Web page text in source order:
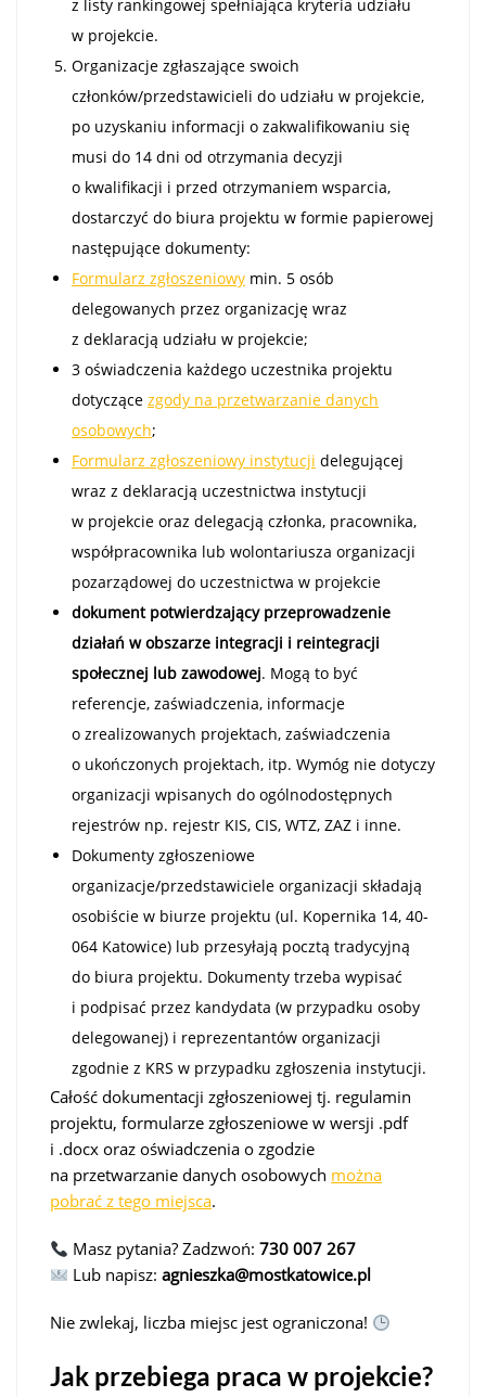
z listy rankingowej spełniająca kryteria udziału
w projekcie.
Organizacje zgłaszające swoich
członków/przedstawicieli do udziału w projekcie,
po uzyskaniu informacji o zakwalifikowaniu się
musi do 14 dni od otrzymania decyzji
o kwalifikacji i przed otrzymaniem wsparcia,
dostarczyć do biura projektu w formie papierowej
następujące dokumenty:
Formularz zgłoszeniowy min. 5 osób
delegowanych przez organizację wraz
z deklaracją udziału w projekcie;
3 oświadczenia każdego uczestnika projektu
dotyczące zgody na przetwarzanie danych
osobowych;
Formularz zgłoszeniowy instytucji delegującej
wraz z deklaracją uczestnictwa instytucji
w projekcie oraz delegacją członka, pracownika,
współpracownika lub wolontariusza organizacji
pozarządowej do uczestnictwa w projekcie
dokument potwierdzający przeprowadzenie
działań w obszarze integracji i reintegracji
społecznej lub zawodowej. Mogą to być
referencje, zaświadczenia, informacje
o zrealizowanych projektach, zaświadczenia
o ukończonych projektach, itp. Wymóg nie dotyczy
organizacji wpisanych do ogólnodostępnych
rejestrów np. rejestr KIS, CIS, WTZ, ZAZ i inne.
Dokumenty zgłoszeniowe
organizacje/przedstawiciele organizacji składają
osobiście w biurze projektu (ul. Kopernika 14, 40-
064 Katowice) lub przesyłają pocztą tradycyjną
do biura projektu. Dokumenty trzeba wypisać
i podpisać przez kandydata (w przypadku osoby
delegowanej) i reprezentantów organizacji
zgodnie z KRS w przypadku zgłoszenia instytucji.
Całość dokumentacji zgłoszeniowej tj. regulamin
projektu, formularze zgłoszeniowe w wersji .pdf
i .docx oraz oświadczenia o zgodzie
na przetwarzanie danych osobowych można
pobrać z tego miejsca.
Masz pytania? Zadzwoń:730 007 267
Lub napisz:agnieszka@mostkatowice.pl
Nie zwlekaj, liczba miejsc jest ograniczona!
Jak przebiega praca w projekcie?